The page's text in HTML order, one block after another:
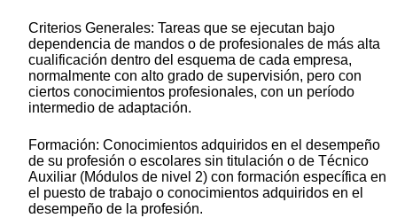
Criterios Generales: Tareas que se ejecutan bajo
dependencia de mandos o de profesionales de más alta
cualificación dentro del esquema de cada empresa,
normalmente con alto grado de supervisión, pero con
ciertos conocimientos profesionales, con un período
intermedio de adaptación.
Formación: Conocimientos adquiridos en el desempeño
de su profesión o escolares sin titulación o de Técnico
Auxiliar (Módulos de nivel 2) con formación específica en
el puesto de trabajo o conocimientos adquiridos en el
desempeño de la profesión.